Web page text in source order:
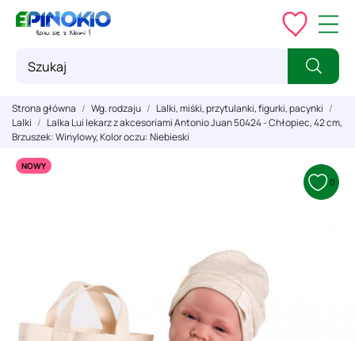
Strona główna Wg. rodzaju
Lalki, miśki, przytulanki, figurki, pacynki
Lalki
Lalka Lui lekarz z akcesoriami Antonio Juan 50424 - Chłopiec, 42 cm,
Brzuszek: Winylowy, Kolor oczu: Niebieski
NOWY
0